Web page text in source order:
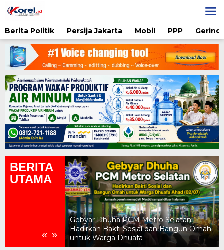
ke
Berita Politik
Persija Jakarta Mobil PPP
BERITA
UTAMA
« »
Gebyar Dhuha PCM Metro Selatan
Hadirkan Bakti Sosial dan Bangun Omah
untuk Warga Dhuafa